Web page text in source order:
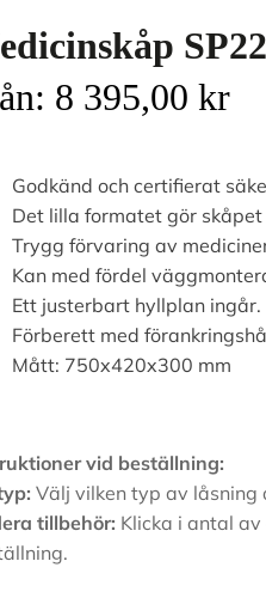
8 395,00 kr
Godkänd och certifierat
Det lilla formatet gör
Trygg förvaring av
Kan med fördel
Ett justerbart hyllplan ingår.
Förberett med
Mått: 750x420x300 mm
vid beställning:
Välj vilken typ av låsning
tillbehör: Klicka i antal